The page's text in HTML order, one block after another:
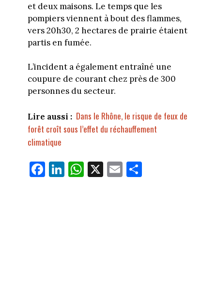
et deux maisons. Le temps que les
pompiers viennent à bout des flammes,
vers 20h30, 2 hectares de prairie étaient
partis en fumée.
L’incident a également entraîné une
coupure de courant chez près de 300
personnes du secteur.
Lire aussi : Dans le Rhône, le risque de feux de
forêt croît sous l’effet du réchauffement
climatique
Fa
ce
Li
nk
W
ha
X E
m
Pa